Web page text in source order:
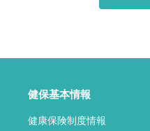
健保基本情報
健康保険制度情報